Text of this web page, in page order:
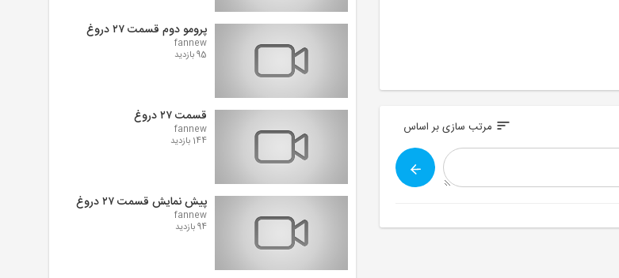
پرومو دوم قسمت ۲۷ دروغ
fannew
95 بازدید
قسمت ۲۷ دروغ
fannew
144 بازدید
پیش نمایش قسمت ۲۷ دروغ
fannew
94 بازدید
sort مرتب سازی بر اساس